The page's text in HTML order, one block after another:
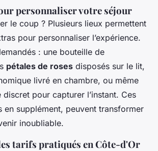
personnaliser votre séjour
le coup ? Plusieurs lieux permettent
pour personnaliser l’expérience.
: une bouteille de
pétales de roses disposés sur le lit,
livré en chambre, ou même
pour capturer l’instant. Ces
en supplément, peuvent transformer
inoubliable.
tarifs pratiqués en Côte-d'Or